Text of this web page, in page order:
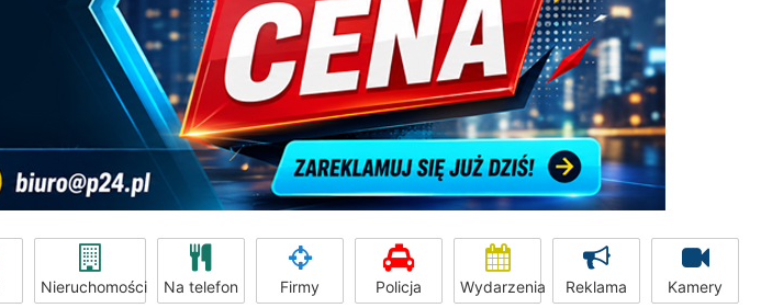
Nieruchomości Na telefon Firmy Policja Wydarzenia Reklama Kamery